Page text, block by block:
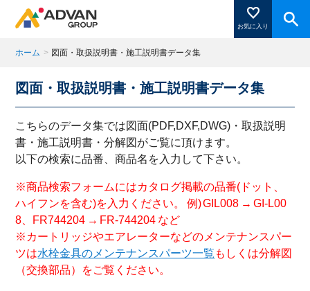
お気に入り
商品ページにある「お気に入り登録」を押すと登録した
商品がここに表示されます。
ホーム > 図面・取扱説明書・施工説明書データ集
図面・取扱説明書・施工説明書データ集
こちらのデータ集では図面(PDF,DXF,DWG)・取扱説明
書・施工説明書・分解図がご覧に頂けます。
以下の検索に品番、商品名を入力して下さい。
※商品検索フォームにはカタログ掲載の品番(ドット、
ハイフンを含む)を入力ください。 例) GIL008 → GI-L00
8、FR744204 → FR-744204 など
※カートリッジやエアレーターなどのメンテナンスパー
ツは水栓金具のメンテナンスパーツ一覧 もしくは分解図
（交換部品）をご覧ください。